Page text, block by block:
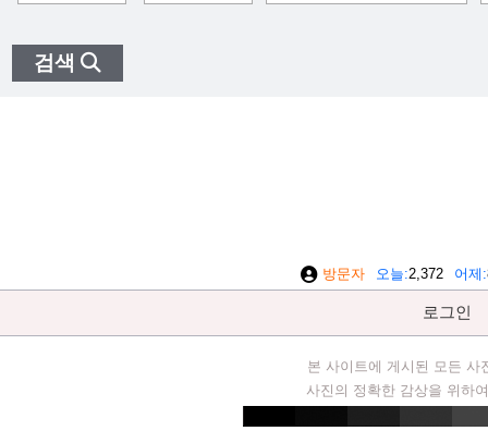
검색
방문자 오늘 2,372 어제
로그인
본 사이트에 게시된 모든 사
사진의 정확한 감상을 위하